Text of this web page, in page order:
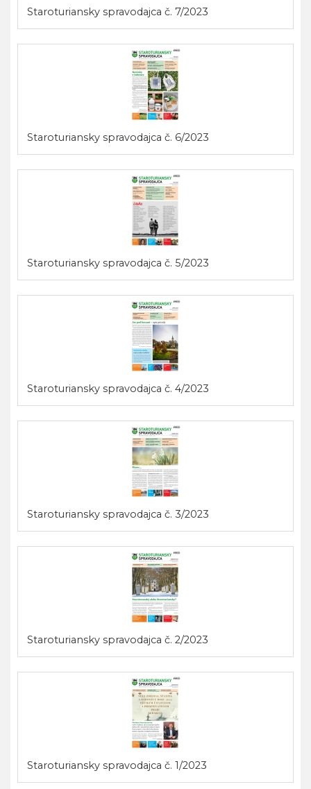
Staroturiansky spravodajca č. 7/2023
Staroturiansky spravodajca č. 6/2023
Staroturiansky spravodajca č. 5/2023
Staroturiansky spravodajca č. 4/2023
Staroturiansky spravodajca č. 3/2023
Staroturiansky spravodajca č. 2/2023
Staroturiansky spravodajca č. 1/2023